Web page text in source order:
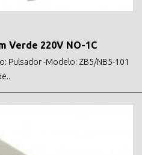
Verde 220V NO-1C
Pulsador -Modelo: ZB5/NB5-101